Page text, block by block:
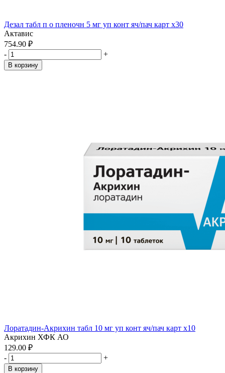
Дезал табл п о пленочн 5 мг уп конт яч/пач карт x30
Актавис
754.90 ₽
-
+
В корзину
Лоратадин-Акрихин табл 10 мг уп конт яч/пач карт x10
Акрихин ХФК АО
129.00 ₽
-
+
В корзину